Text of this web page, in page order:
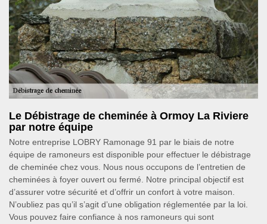
Le Débistrage de cheminée à Ormoy La Riviere
par notre équipe
Notre entreprise LOBRY Ramonage 91 par le biais de notre
équipe de ramoneurs est disponible pour effectuer le débistrage
de cheminée chez vous. Nous nous occupons de l’entretien de
cheminées à foyer ouvert ou fermé. Notre principal objectif est
d’assurer votre sécurité et d’offrir un confort à votre maison.
N’oubliez pas qu’il s’agit d’une obligation réglementée par la loi.
Vous pouvez faire confiance à nos ramoneurs qui sont